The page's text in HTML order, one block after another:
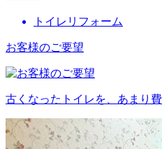
トイレリフォーム
お客様のご要望
古くなったトイレを、あまり